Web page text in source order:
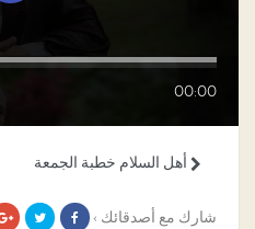
00:00
أهل السلام خطبة الجمعة
شارك مع أصدقائك ›